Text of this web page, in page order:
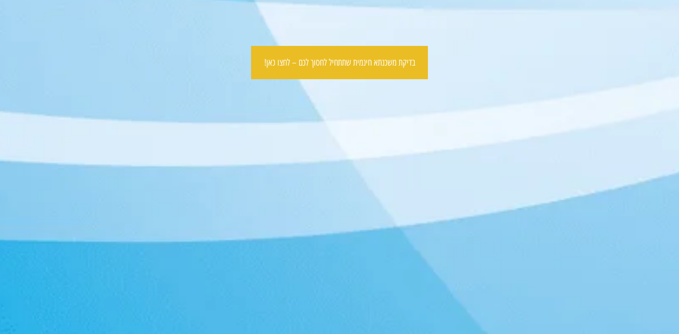
בדיקת משכנתא חינמית שתתחיל לחסוך לכם – לחצו כאן!